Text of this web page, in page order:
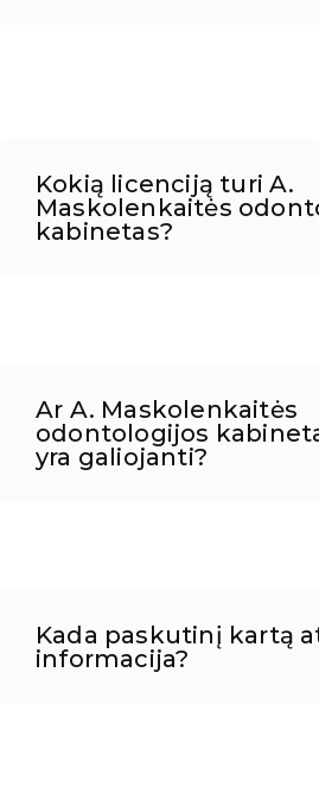
Kokią licenciją turi A.
Maskolenkaitės
kabinetas?
Ar A. Maskolenkaitės
odontologijos
yra galiojanti?
Kada paskutinį kartą
informacija?